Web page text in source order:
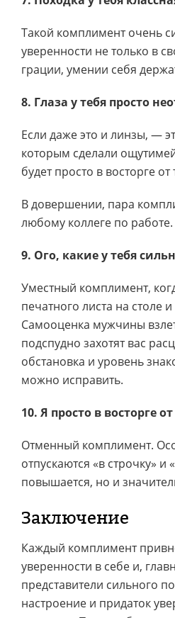
Такой комплимент очень
уверенности не только в
грации, умении себя
8. Глаза у тебя просто
Если даже это и линзы, —
которым сделали
будет просто в восторге
В довершении, пара
любому коллеге по работе.
9. Ого, какие у тебя
Уместный комплимент,
печатного листа на столе
Самооценка мужчины
подспудно захотят вас
обстановка и уровень
можно исправить.
10. Я просто в восторге
Отменный комплимент.
отпускаются «в строчку»
повышается, но и
Заключение
Каждый комплимент
уверенности в себе и,
представители сильного
настроение и придаток